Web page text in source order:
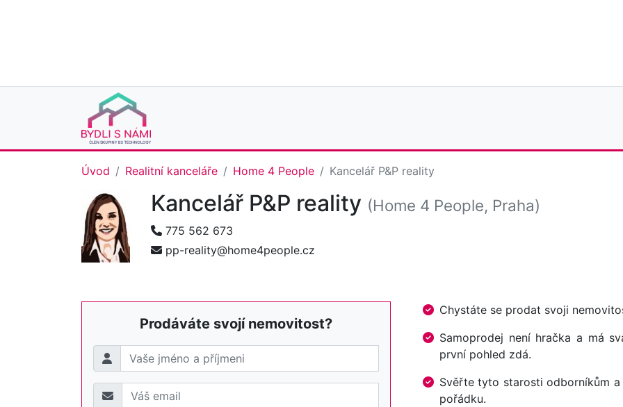
Úvod Realitní kanceláře Home 4 People Kancelář P&P reality
Kancelář P&P reality (Home 4 People, Praha)
775 562 673
pp-reality@home4people.cz
Prodáváte svojí nemovitost?
Chystáte se prodat svoji
Samoprodej není hračka a má
první pohled zdá.
Svěřte tyto starosti odborníkům
pořádku.